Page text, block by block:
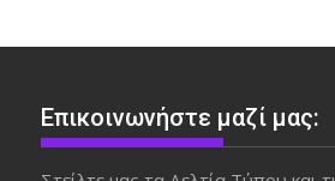
Επικοινωνήστε μαζί μας: